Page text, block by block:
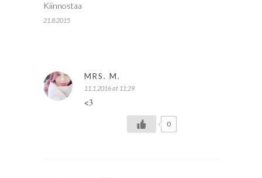
Kiinnostaa
21.8.2015
MRS. M.
11.1.2016 at 11:29
<3
0